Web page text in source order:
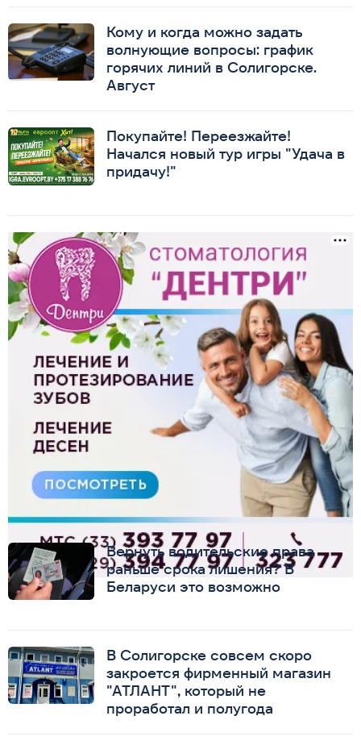
Кому и когда можно задать
волнующие вопросы: график
горячих линий в Солигорске.
Август
Покупайте! Переезжайте!
Начался новый тур игры "Удача в
придачу!"
Вернуть водительские права
раньше срока лишения? В
Беларуси это возможно
В Солигорске совсем скоро
закроется фирменный магазин
"АТЛАНТ", который не
проработал и полугода